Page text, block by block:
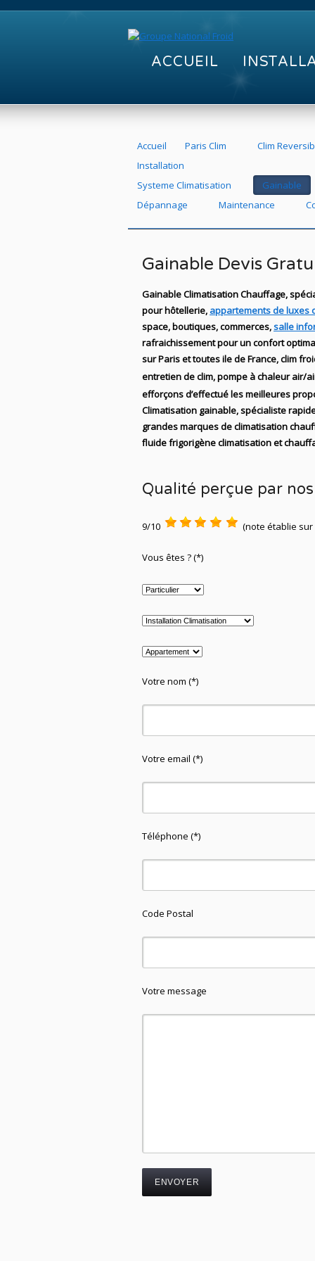
ACCUEIL
Accueil Paris Clim
Clim
Installation
Systeme Climatisation
Gainable
Dépannage
Maintenance
Gainable Devis
Gainable Climatisation Chauffage,
pour hôtellerie, appartements de luxes
space, boutiques, commerces,salle
rafraichissement pour un confort
sur Paris et toutes ile de France, clim
entretien de clim, pompe à chaleur air/
efforçons d’effectué les meilleures
Climatisation gainable, spécialiste
grandes marques declimatisation
fluidefrigorigène climatisation et
Qualité perçue par
9/10 (note établie
Vous êtes ? (*)
Votre nom (*)
Votre email (*)
Téléphone (*)
Code Postal
Votre message